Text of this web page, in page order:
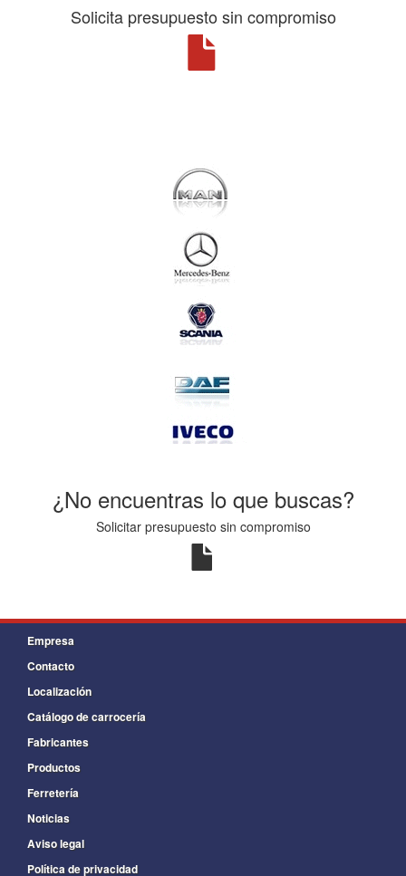
Solicita presupuesto sin compromiso
¿No encuentras lo que buscas?
Solicitar presupuesto sin compromiso
Empresa
Contacto
Localización
Catálogo de carrocería
Fabricantes
Productos
Ferretería
Noticias
Aviso legal
Política de privacidad